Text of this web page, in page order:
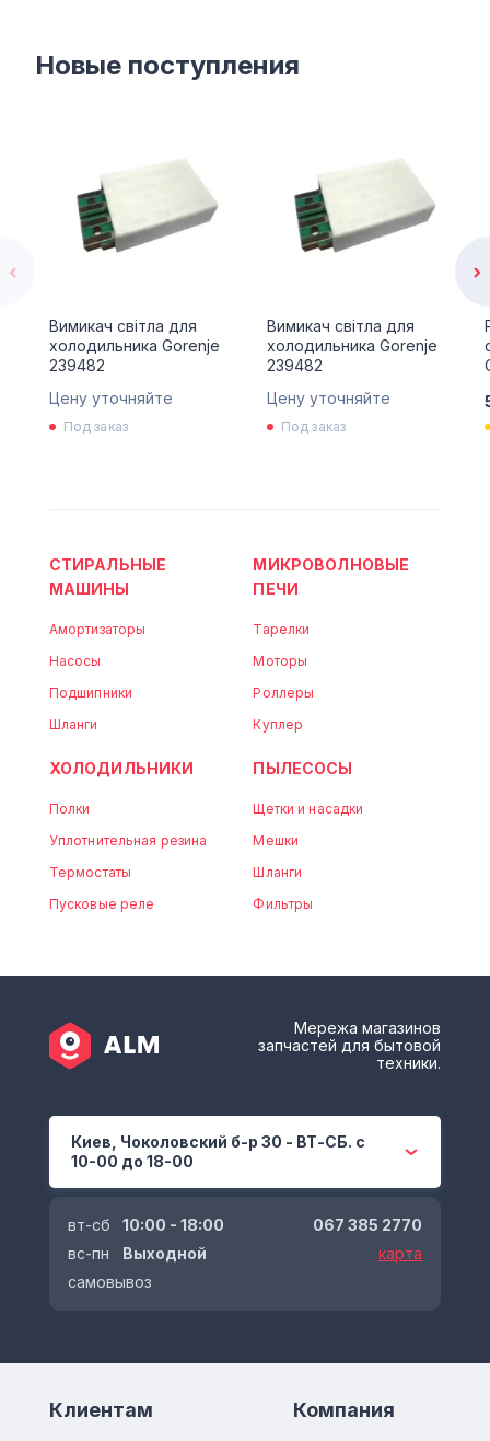
Новые поступления
Вимикач світла для
холодильника Gorenje
239482
Цену уточняйте
Под заказ
Вимикач світла для
холодильника Gorenje
239482
Цену уточняйте
Под заказ
СТИРАЛЬНЫЕ
МАШИНЫ
Амортизаторы
Насосы
Подшипники
Шланги
МИКРОВОЛНОВЫЕ
ПЕЧИ
Тарелки
Моторы
Роллеры
Куплер
ХОЛОДИЛЬНИКИ
Полки
Уплотнительная резина
Термостаты
Пусковые реле
ПЫЛЕСОСЫ
Щетки и насадки
Мешки
Шланги
Фильтры
Мережа магазинов
запчастей для бытовой
техники.
Киев, Чоколовский б-р 30 - ВТ-СБ. с
10-00 до 18-00
вт-сб
10:00 - 18:00
вс-пн
Выходной
самовывоз
067 385 2770
карта
Клиентам Компания